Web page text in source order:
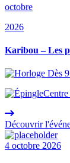
octobre
2026
Karibou – Les
Dès
Découvrir
4 octobre 2026